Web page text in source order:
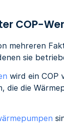
COP-
mehreren
sie
wird ein COP
die die